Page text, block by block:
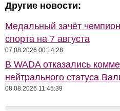
Другие новости:
Медальный зачёт
спорта на 7 августа
07.08.2026 00:14:28
В WADA отказались
нейтрального статуса
08.08.2026 11:45:39